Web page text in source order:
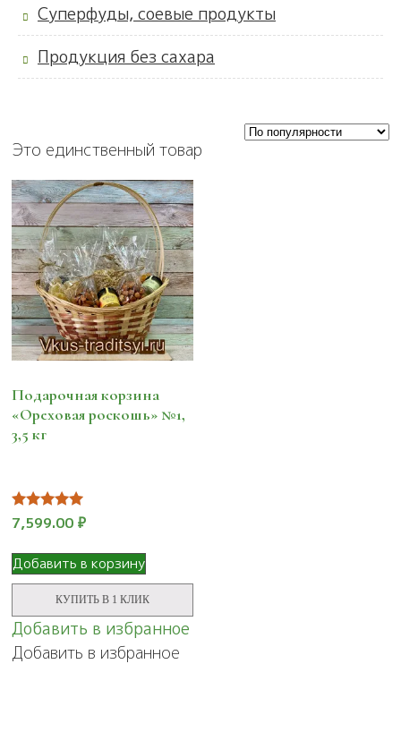
Суперфуды, соевые продукты
Продукция без сахара
Это единственный товар
Подарочная корзина
«Ореховая роскошь» №1,
3,5 кг
Оценка
5.00
7,599.00 ₽
Добавить в корзину
КУПИТЬ В 1 КЛИК
Добавить в избранное
Добавить в избранное